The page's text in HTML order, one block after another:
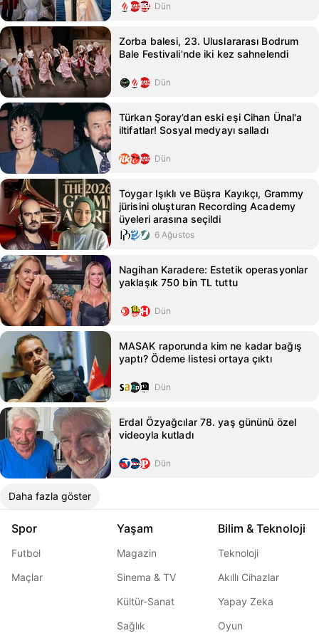
Dün
Zorba balesi, 23. Uluslararası Bodrum
Bale Festivali'nde iki kez sahnelendi
Dün
Türkan Şoray’dan eski eşi Cihan Ünal'a
iltifatlar! Sosyal medyayı salladı
Dün
Toygar Işıklı ve Büşra Kayıkçı, Grammy
jürisini oluşturan Recording Academy
üyeleri arasına seçildi
6 Ağustos
Nagihan Karadere: Estetik operasyonlar
yaklaşık 750 bin TL tuttu
Dün
MASAK raporunda kim ne kadar bağış
yaptı? Ödeme listesi ortaya çıktı
Dün
Erdal Özyağcılar 78. yaş gününü özel
videoyla kutladı
Dün
Daha fazla göster
Spor
Futbol
Maçlar
Yaşam
Magazin
Sinema & TV
Kültür-Sanat
Sağlık
Bilim & Teknoloji
Teknoloji
Akıllı Cihazlar
Yapay Zeka
Oyun